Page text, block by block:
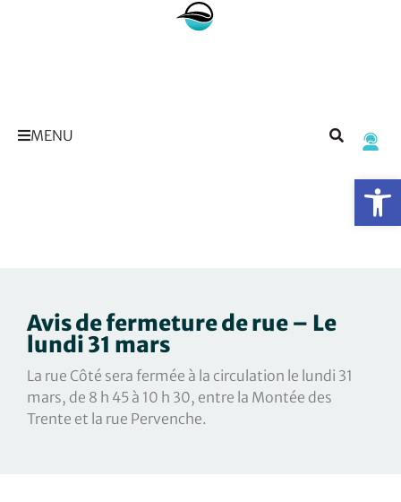
MENU
Avis de fermeture de rue – Le
lundi 31 mars
La rue Côté sera fermée à la circulation le lundi 31
mars, de 8 h 45 à 10 h 30, entre la Montée des
Trente et la rue Pervenche.